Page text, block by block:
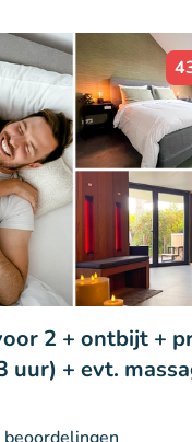
2 + ontbijt +
uur) + evt.